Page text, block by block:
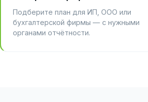
Подберите план для ИП, ООО или
бухгалтерской фирмы — с нужными
органами отчётности.